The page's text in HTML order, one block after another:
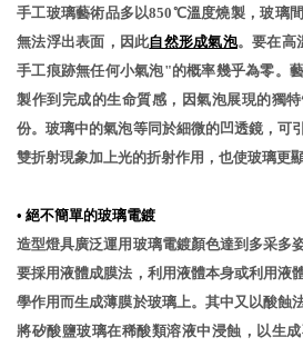
手工玻璃藝術品多以850℃溫度燒製，玻璃
無法浮出表面，因此自然形成氣泡。要在高
手工痕跡無任何小氣泡"的概率幾乎為零。
製作到完成的生命質感，因氣泡展現的獨
份。玻璃中的氣泡等同於細微的凹透鏡，可
雙折射現象加上光的折射作用，也使玻璃更顯
• 絕不簡單的玻璃電鍍
造型燈具廣泛運用玻璃電鍍顏色達到多采多
要採用液體成膜法，利用液體本身或利用液
學作用而生成薄膜於玻璃上。其中又以酸蝕
將矽酸鹽玻璃在稀酸類溶液中浸蝕，以生